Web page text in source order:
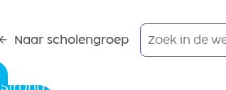
Naar scholengroep